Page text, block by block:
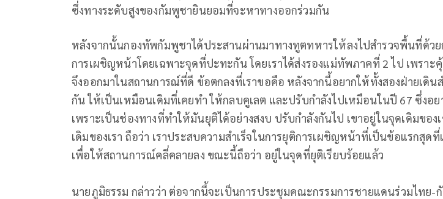
ซึ่งทางระดับสูงของกัมพูชายินยอมที่จะหาทางออกร่วมกัน
หลังจากนั้นกองทัพกัมพูชาได้ประสานผ่านมาทางทูตทหารให้ลงไปสำรวจพื้นที่ด้วย
การเผชิญหน้าโดยเฉพาะจุดที่ปะทะกัน โดยเราได้ส่งรองแม่ทัพภาคที่ 2 ไป เพราะ
จึงออกมาในสถานการณ์ที่ดี ข้อตกลงที่เราขอคือ หลังจากนี้อยากให้ทั้งสองฝ่ายเดิน
กัน ให้เป็นเหมือนเดิมที่เคยทำ ให้กลบคูเลต และปรับกำลังไปเหมือนในปี 67 ซึ่งอ
เพราะเป็นช่องทางที่ทำให้มันยุติได้อย่างสงบ ปรับกำลังกันไป เขาอยู่ในจุดเดิมของ
เดิมของเรา ถือว่า เราประสบความสำเร็จในการยุติการเผชิญหน้าที่เป็นข้อแรกสุดที่
เพื่อให้สถานการณ์คลี่คลายลง ขณะนี้ถือว่า อยู่ในจุดที่ยุติเรียบร้อยแล้ว
นายภูมิธรรม กล่าวว่า ต่อจากนี้จะเป็นการประชุมคณะกรรมการชายแดนร่วมไทย-